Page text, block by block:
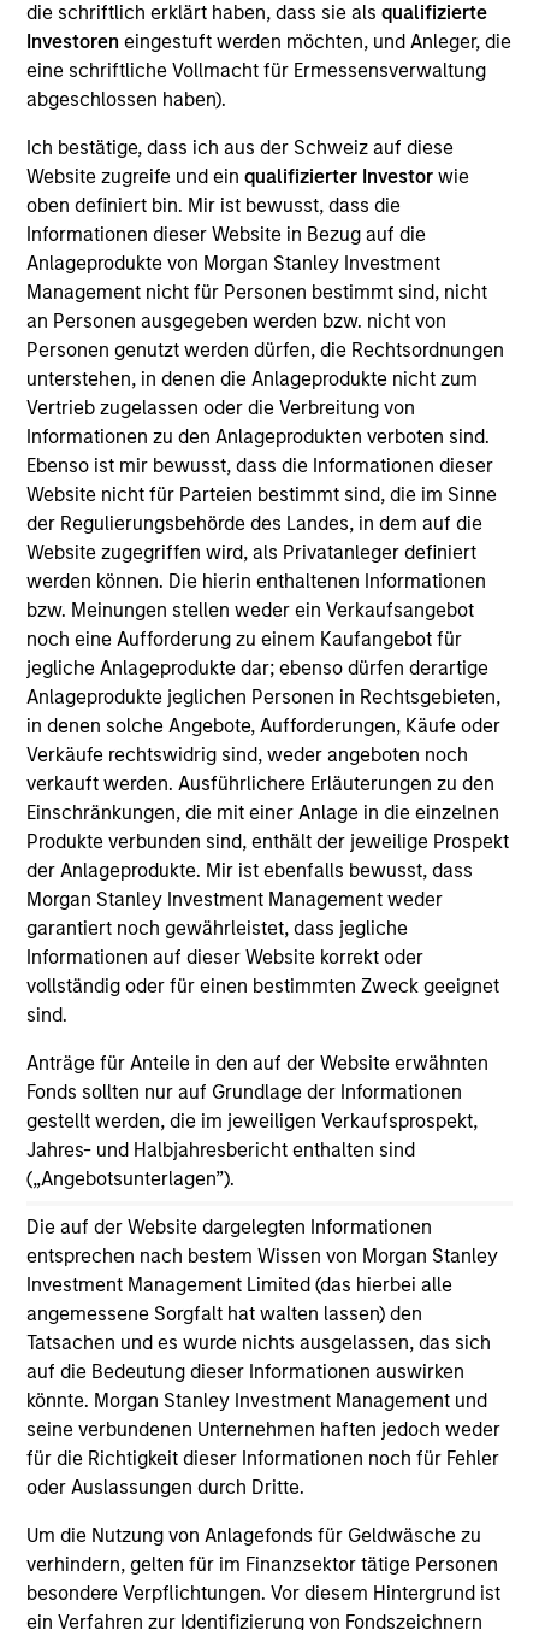
die schriftlich erklärt haben, dass sie alsqualifizierte
Investoren eingestuft werden möchten, und Anleger, die
eine schriftliche Vollmacht für Ermessensverwaltung
abgeschlossen haben).
Ich bestätige, dass ich aus der Schweiz auf diese
Website zugreife und ein qualifizierter Investor wie
oben definiert bin. Mir ist bewusst, dass die
Informationen dieser Website in Bezug auf die
Anlageprodukte von Morgan Stanley Investment
Management nicht für Personen bestimmt sind, nicht
an Personen ausgegeben werden bzw. nicht von
Personen genutzt werden dürfen, die Rechtsordnungen
unterstehen, in denen die Anlageprodukte nicht zum
Vertrieb zugelassen oder die Verbreitung von
Informationen zu den Anlageprodukten verboten sind.
Ebenso ist mir bewusst, dass die Informationen dieser
Website nicht für Parteien bestimmt sind, die im Sinne
der Regulierungsbehörde des Landes, in dem auf die
Website zugegriffen wird, als Privatanleger definiert
werden können. Die hierin enthaltenen Informationen
bzw. Meinungen stellen weder ein Verkaufsangebot
noch eine Aufforderung zu einem Kaufangebot für
jegliche Anlageprodukte dar; ebenso dürfen derartige
Anlageprodukte jeglichen Personen in Rechtsgebieten,
in denen solche Angebote, Aufforderungen, Käufe oder
Verkäufe rechtswidrig sind, weder angeboten noch
verkauft werden. Ausführlichere Erläuterungen zu den
Einschränkungen, die mit einer Anlage in die einzelnen
Produkte verbunden sind, enthält der jeweilige Prospekt
der Anlageprodukte. Mir ist ebenfalls bewusst, dass
Morgan Stanley Investment Management weder
garantiert noch gewährleistet, dass jegliche
Informationen auf dieser Website korrekt oder
vollständig oder für einen bestimmten Zweck geeignet
sind.
Anträge für Anteile in den auf der Website erwähnten
Fonds sollten nur auf Grundlage der Informationen
gestellt werden, die im jeweiligen Verkaufsprospekt,
Jahres- und Halbjahresbericht enthalten sind
(„Angebotsunterlagen”).
Die auf der Website dargelegten Informationen
entsprechen nach bestem Wissen von Morgan Stanley
Investment Management Limited (das hierbei alle
angemessene Sorgfalt hat walten lassen) den
Tatsachen und es wurde nichts ausgelassen, das sich
auf die Bedeutung dieser Informationen auswirken
könnte. Morgan Stanley Investment Management und
seine verbundenen Unternehmen haften jedoch weder
für die Richtigkeit dieser Informationen noch für Fehler
oder Auslassungen durch Dritte.
Um die Nutzung von Anlagefonds für Geldwäsche zu
verhindern, gelten für im Finanzsektor tätige Personen
besondere Verpflichtungen. Vor diesem Hintergrund ist
ein Verfahren zur Identifizierung von Fondszeichnern
Alberto Donzelli is a Managing Director and co-
head of Europe. Prior to joining Morgan Stanley
Infrastructure Partners (MSIP), Alberto worked in
the investment banking businesses of UBS and
Credit Suisse, where he was part of the European
Utilities Group advising on numerous M&A
transactions in Europe. Alberto holds a degree in
Business Administration from Bocconi University in
Milan, Italy.
Team Insights
PRESS RELEASE
Morgan Stanley Infrastructure
Partners Enters into Agreement to
Acquire Majority Stake in Nicollin
Environnement
Morgan Stanley Investment Management
(MSIM), through investment funds managed by
Morgan Stanley Infrastructure Partners (MSIP),
its private infrastructure investment platform,
today announced it has entered into exclusivity
and committed to complete the acquisition of
a majority stake in Nicollin Environnement
(Nicollin or the Company), a family-owned
French environmental platform focused on
waste collection and sorting, urban street
cleaning and water-related solutions.
10-JUL-2026
The information on this page is for informational
purposes only. The information contained herein does
not constitute and should not be construed as an
offering of advisory services or an offer to sell or a
solicitation of an offer to buy any securities in any
jurisdiction in which such offer or solicitation,
purchase or sale would be unlawful under the
securities, insurance or other laws of such jurisdiction.
All investing involves risks, including a loss of principal.
information on the strategy, including additional risk
considerations.